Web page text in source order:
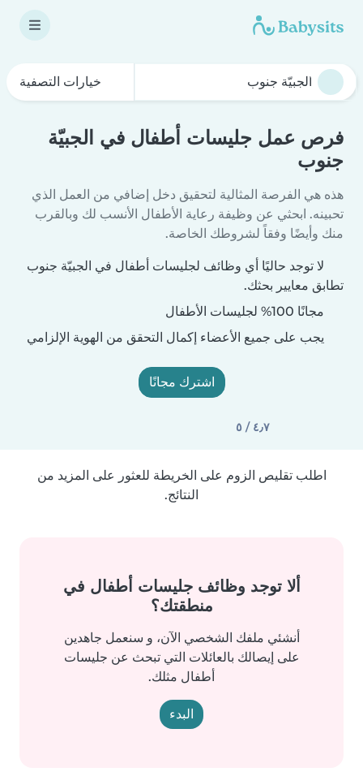
خيارات التصفية
فرص عمل جليسات أطفال في الجبيّة
جنوب
هذه هي الفرصة المثالية لتحقيق دخل إضافي من العمل الذي
تحبينه. ابحثي عن وظيفة رعاية الأطفال الأنسب لك وبالقرب
منك وأيضًا وفقاً لشروطك الخاصة.
لا توجد حاليًا أي وظائف لجليسات أطفال في الجبيّة جنوب
تطابق معايير بحثك.
مجانًا 100% لجليسات الأطفال
يجب على جميع الأعضاء إكمال التحقق من الهوية الإلزامي
اشترك مجانًا
٤٫٧ / ٥
اطلب تقليص الزوم على الخريطة للعثور على المزيد من
النتائج.
ألا توجد وظائف جليسات أطفال في
منطقتك؟
أنشئي ملفك الشخصي الآن، و سنعمل جاهدين
على إيصالك بالعائلات التي تبحث عن جليسات
أطفال مثلك.
البدء